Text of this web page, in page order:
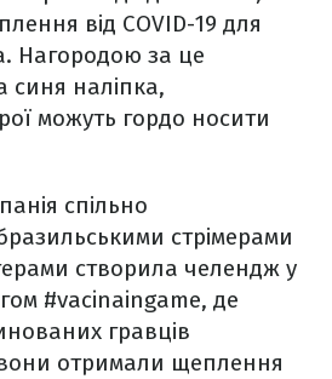
від COVID-19 для
Нагородою за це
синя наліпка,
можуть гордо носити
спільно
стрімерами
створила челендж у
#vacinaingame, де
гравців
отримали щеплення